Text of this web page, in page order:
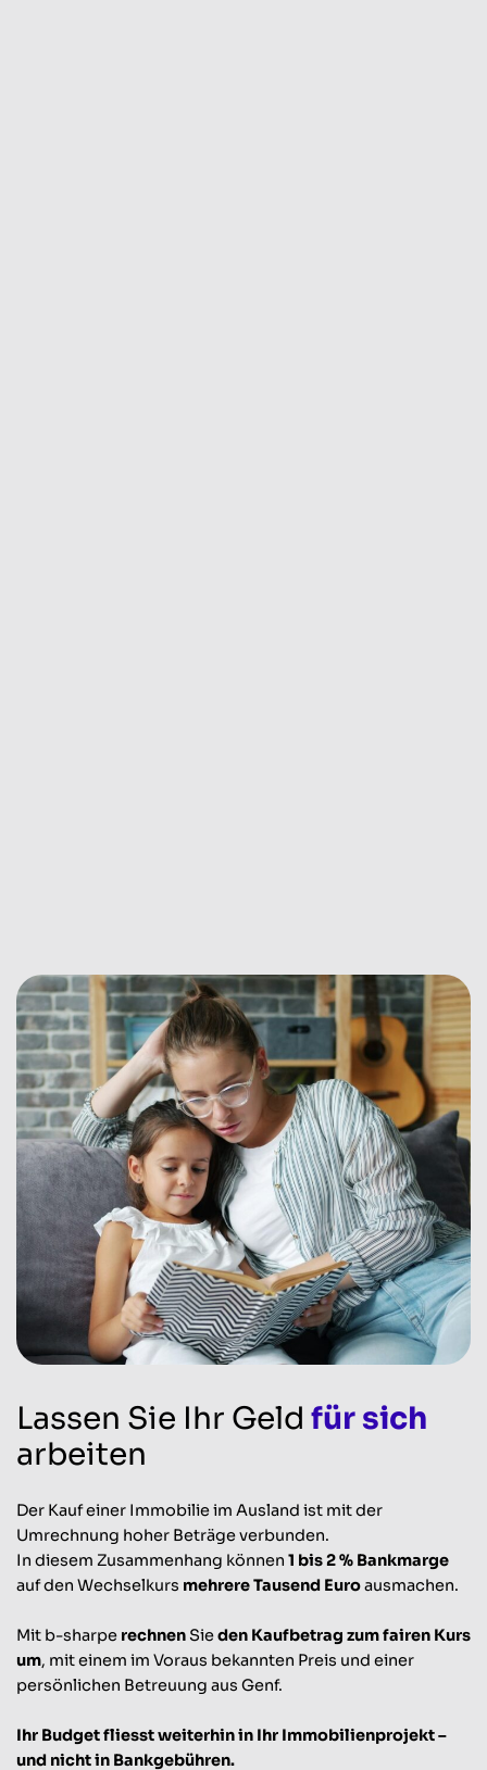
Lassen Sie Ihr Geld für sich
arbeiten
Der Kauf einer Immobilie im Ausland ist mit der
Umrechnung hoher Beträge verbunden.
In diesem Zusammenhang können 1 bis 2 % Bankmarge
auf den Wechselkurs mehrere Tausend Euroausmachen.
Mit b-sharpe rechnenSieden Kaufbetrag zum fairen Kurs
um, mit einem im Voraus bekannten Preis und einer
persönlichen Betreuung aus Genf.
Ihr Budget fliesst weiterhin in Ihr Immobilienprojekt –
und nicht in Bankgebühren.